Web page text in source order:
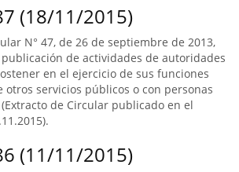
(18/11/2015)
N° 47, de 26 de septiembre de 2013,
de actividades de autoridades
en el ejercicio de sus funciones
otros servicios públicos o con personas
de Circular publicado en el
(11/11/2015)